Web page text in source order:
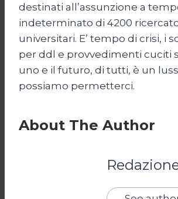
destinati all’assunzione a
indeterminato di 4200
universitari. E’ tempo di crisi, i
per ddl e provvedimenti cuciti
uno e il futuro, di tutti, è un
possiamo permetterci.
About The Author